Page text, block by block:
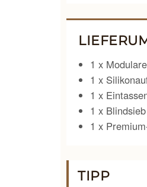
1 x
1 x
1 x
1 x
1 x
TIPP